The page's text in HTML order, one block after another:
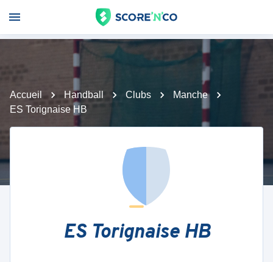
Accueil Handball Clubs
Manche
ES Torignaise HB
ES Torignaise HB